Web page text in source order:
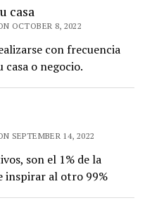
casa
OCTOBER 8, 2022
con frecuencia
o negocio.
SEPTEMBER 14, 2022
son el 1% de la
inspirar al otro 99%